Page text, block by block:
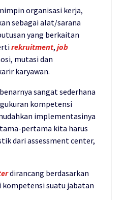
organisasi kerja,
sebagai alat/sarana
yang berkaitan
rekruitment, job
mutasi dan
karyawan.
sangat sederhana
kompetensi
implementasinya
pertama kita harus
dari assessment center,
dirancang berdasarkan
kompetensi suatu jabatan